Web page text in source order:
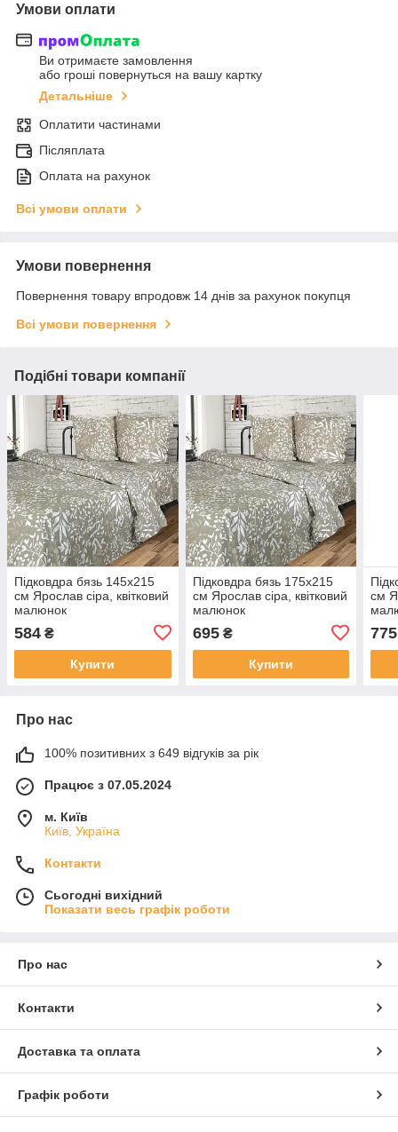
Умови оплати
Ви отримаєте замовлення
або гроші повернуться на вашу картку
Детальніше
Оплатити частинами
Післяплата
Оплата на рахунок
Всі умови оплати
Умови повернення
Повернення товару впродовж 14 днів за рахунок покупця
Всі умови повернення
Подібні товари компанії
Підковдра бязь 145х215
см Ярослав сіра, квітковий
малюнок
584 ₴
Купити
Підковдра бязь 175х215
см Ярослав сіра, квітковий
малюнок
695₴
Купити
см
775
Про нас
100% позитивних з 649 відгуків за рік
Працює з 07.05.2024
м. Київ
Київ, Україна
Контакти
Сьогодні вихідний
Показати весь графік роботи
Про нас
Контакти
Доставка та оплата
Графік роботи